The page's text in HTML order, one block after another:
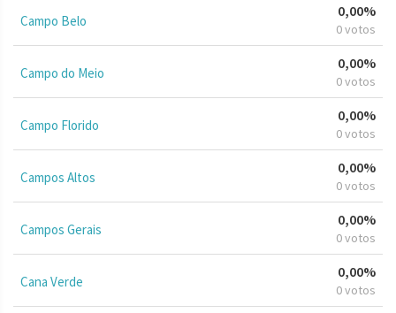
Campo Belo
0,00%
0 votos
Campo do Meio
0,00%
0 votos
Campo Florido
0,00%
0 votos
Campos Altos
0,00%
0 votos
Campos Gerais
0,00%
0 votos
Cana Verde
0,00%
0 votos